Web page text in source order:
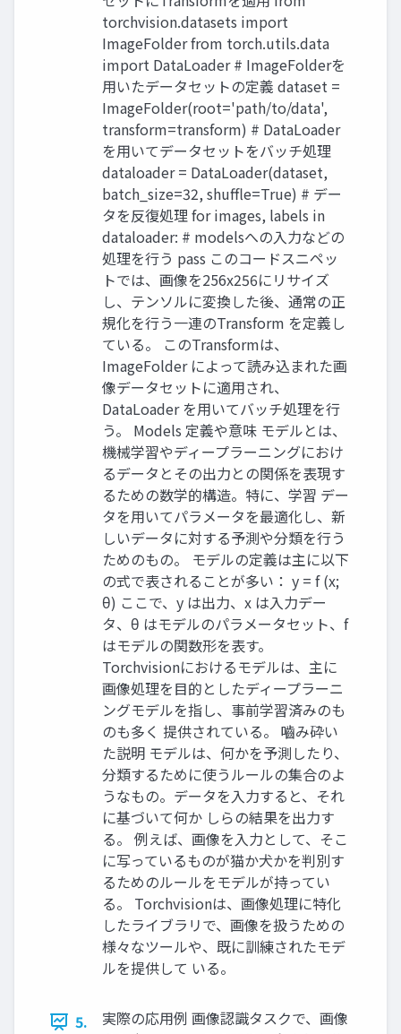
torchvision.datasets import
ImageFolder from torch.utils.data
import DataLoader # ImageFolderを
用いたデータセットの定義 dataset =
ImageFolder(root='path/to/data',
transform=transform) # DataLoader
を用いてデータセットをバッチ処理
dataloader = DataLoader(dataset,
batch_size=32, shuffle=True) # デー
タを反復処理 for images, labels in
dataloader: # modelsへの入力などの
処理を行う pass このコードスニペッ
トでは、画像を256x256にリサイズ
し、テンソルに変換した後、通常の正
規化を行う一連のTransform を定義し
ている。 このTransformは、
ImageFolder によって読み込まれた画
像データセットに適用され、
DataLoader を用いてバッチ処理を行
う。 Models 定義や意味 モデルとは、
機械学習やディープラーニングにおけ
るデータとその出力との関係を表現す
るための数学的構造。特に、学習 デー
タを用いてパラメータを最適化し、新
しいデータに対する予測や分類を行う
ためのもの。 モデルの定義は主に以下
の式で表されることが多い： y = f (x;
θ) ここで、y は出力、x は入力デー
タ、θ はモデルのパラメータセット、f
はモデルの関数形を表す。
Torchvisionにおけるモデルは、主に
画像処理を目的としたディープラーニ
ングモデルを指し、事前学習済みのも
のも多く 提供されている。 嚙み砕い
た説明 モデルは、何かを予測したり、
分類するために使うルールの集合のよ
うなもの。データを入力すると、それ
に基づいて何か しらの結果を出力す
る。 例えば、画像を入力として、そこ
に写っているものが猫か犬かを判別す
るためのルールをモデルが持ってい
る。 Torchvisionは、画像処理に特化
したライブラリで、画像を扱うための
様々なツールや、既に訓練されたモデ
ルを提供して いる。
5.
実際の応用例 画像認識タスクで、画像